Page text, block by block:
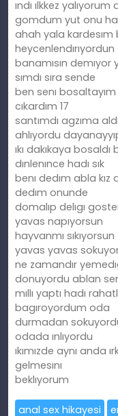
ındı ılkkez
gomdum yut onu
ahah yala kardesım
banamısın demıyor
sımdı sıra sende
ben senı bosaltayım
cıkardım 17
santımdı agzıma
ahlıyordu
ıkı dakıkaya
dınlenınce hadı sık
benı dedım abla kız
dedım onunde
domalıp delıgı
yavas napıyorsun
hayvanmı
yavas yavas
ne zamandır
donuyordu ablan
mıllı yaptı hadı
bagıroyordum oda
durmadan sokuyordu
odada ınlıyordu
ıkımızde aynı anda
gelmesını
beklıyorum
anal sex hikayesi